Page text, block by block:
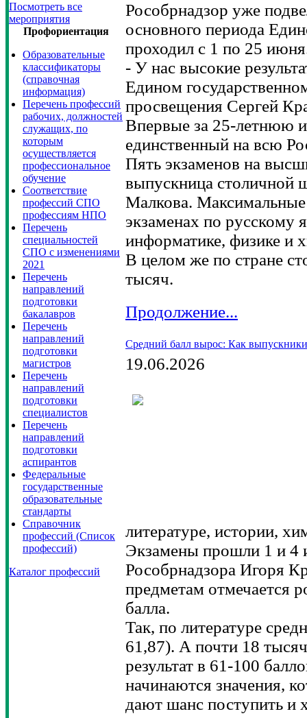
Посмотреть все
мероприятия
Профориентация
Образовательные
классификаторы
(справочная
информация)
Перечень профессий
рабочих, должностей
служащих, по
которым
осуществляется
профессиональное
обучение
Cоответствие
профессий СПО
профессиям НПО
Перечень
специальностей
СПО с изменениями
2021
Перечень
направлений
подготовки
бакалавров
Перечень
направлений
подготовки
магистров
Перечень
направлений
подготовки
специалистов
Перечень
направлений
подготовки
аспирантов
Федеральные
государственные
образовательные
стандарты
Справочник
профессий (Список
профессий)
Каталог профессий
Рособрнадзор уже
основного периода
проходил с 1 по 25
- У нас высокие
Едином
просвещения Сергей
Впервые за 25-летнюю
единственный на всю
Пять экзаменов на
выпускница столичной
Малкова. Максимальные
экзаменах по русскому
информатике, физике и
В целом же по стране
тысяч.
Продолжение...
Средний балл вырос: Как
19.06.2026
литературе, истории,
Экзамены прошли 1 и 4
Рособрнадзора Игоря
предметам отмечается
балла.
Так, по литературе
61,87). А почти 18
результат в 61-100
начинаются значения,
дают шанс поступить и